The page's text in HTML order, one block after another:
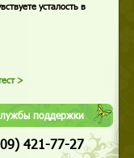
усталость в
поддержки
421-77-27